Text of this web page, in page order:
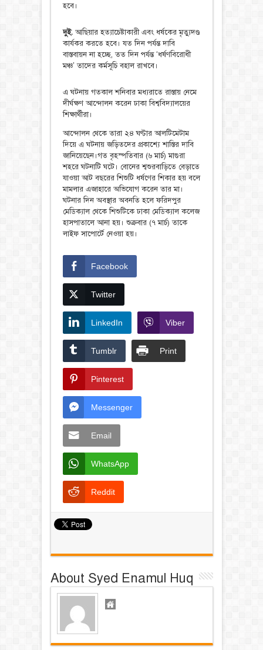
হবে।
দুই.আছিয়ার হত্যাচেষ্টাকারী এবং ধর্ষকের মৃত্যুদণ্ড
কার্যকর করতে হবে। যত দিন পর্যন্ত দাবি
বাস্তবায়ন না হচ্ছে, তত দিন পর্যন্ত ‘ধর্ষণবিরোধী
মঞ্চ’ তাদের কর্মসূচি বহাল রাখবে।
এ ঘটনায় গতকাল শনিবার মধ্যরাতে রাস্তায় নেমে
দীর্ঘক্ষণ আন্দোলন করেন ঢাকা বিশ্ববিদ্যালয়ের
শিক্ষার্থীরা।
আন্দোলন থেকে তারা ২৪ ঘণ্টার আলটিমেটাম
দিয়ে এ ঘটনায় জড়িতদের প্রকাশ্যে শাস্তির দাবি
জানিয়েছেন।গত বৃহস্পতিবার (৬ মার্চ) মাগুরা
শহরে ঘটনাটি ঘটে। বোনের শ্বশুরবাড়িতে বেড়াতে
যাওয়া আট বছরের শিশুটি ধর্ষণের শিকার হয় বলে
মামলার এজাহারে অভিযোগ করেন তার মা।
ঘটনার দিন অবস্থার অবনতি হলে ফরিদপুর
মেডিক্যাল থেকে শিশুটিকে ঢাকা মেডিক্যাল কলেজ
হাসপাতালে আনা হয়। শুক্রবার (৭ মার্চ) তাকে
লাইফ সাপোর্টে নেওয়া হয়।
Facebook
Twitter
LinkedIn Viber
Tumblr Print
Pinterest
Messenger
Email
WhatsApp
Reddit
About Syed Enamul Huq